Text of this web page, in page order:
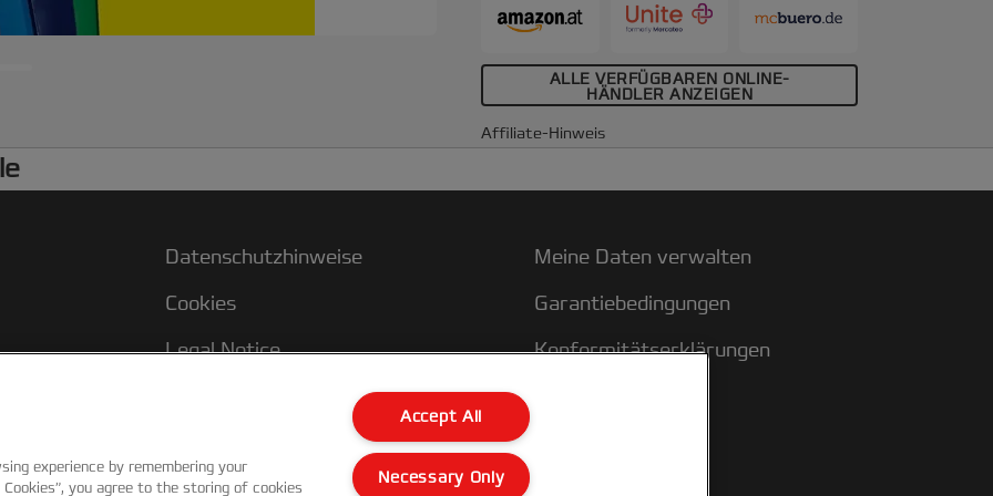
ALLE VERFÜGBAREN ONLINE-
HÄNDLER ANZEIGEN
Affiliate-Hinweis
Datenschutzhinweise
Cookies
Legal Notice
Meine Daten verwalten
Garantiebedingungen
Konformitätserklärungen
experience by remembering your
you agree to the storing of cookies
Accept All
Necessary Only